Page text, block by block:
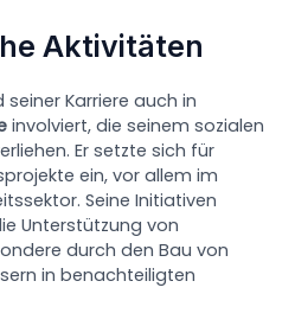
Aktivitäten
seiner Karriere auch in
involviert, die seinem sozialen
Er setzte sich für
ein, vor allem im
Seine Initiativen
Unterstützung von
durch den Bau von
in benachteiligten